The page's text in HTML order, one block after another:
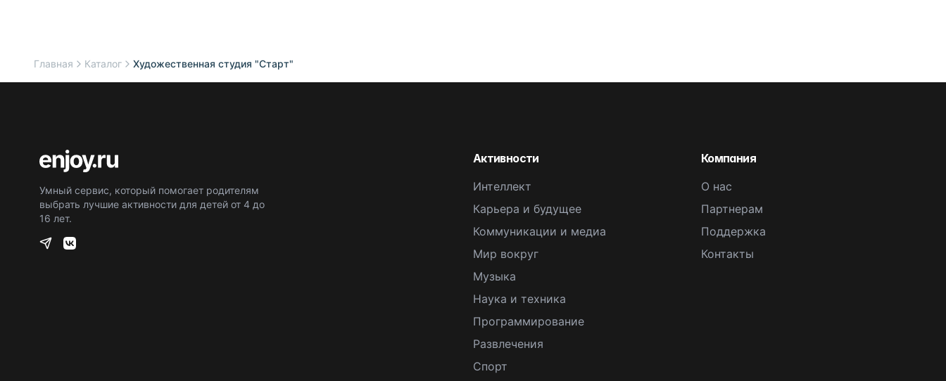
Главная Каталог Художественная студия "Старт"
Умный сервис, который помогает родителям
выбрать лучшие активности для детей от 4 до
16 лет.
Активности
Интеллект
Карьера и будущее
Коммуникации и медиа
Мир вокруг
Музыка
Наука и техника
Программирование
Развлечения
Спорт
Компания
О нас
Партнерам
Поддержка
Контакты